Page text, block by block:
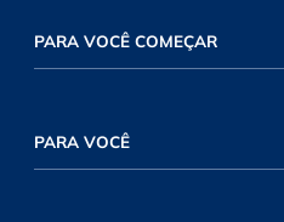
PARA VOCÊ COMEÇAR
PARA VOCÊ